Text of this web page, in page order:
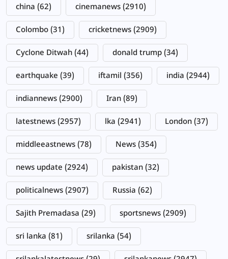
china (62) cinemanews (2910)
Colombo (31) cricketnews (2909)
Cyclone Ditwah (44) donald trump (34)
earthquake (39) iftamil (356) india (2944)
indiannews (2900) Iran (89)
latestnews (2957) lka (2941) London (37)
middleeastnews (78) News (354)
news update (2924) pakistan (32)
politicalnews (2907) Russia (62)
Sajith Premadasa (29) sportsnews (2909)
sri lanka (81) srilanka (54)